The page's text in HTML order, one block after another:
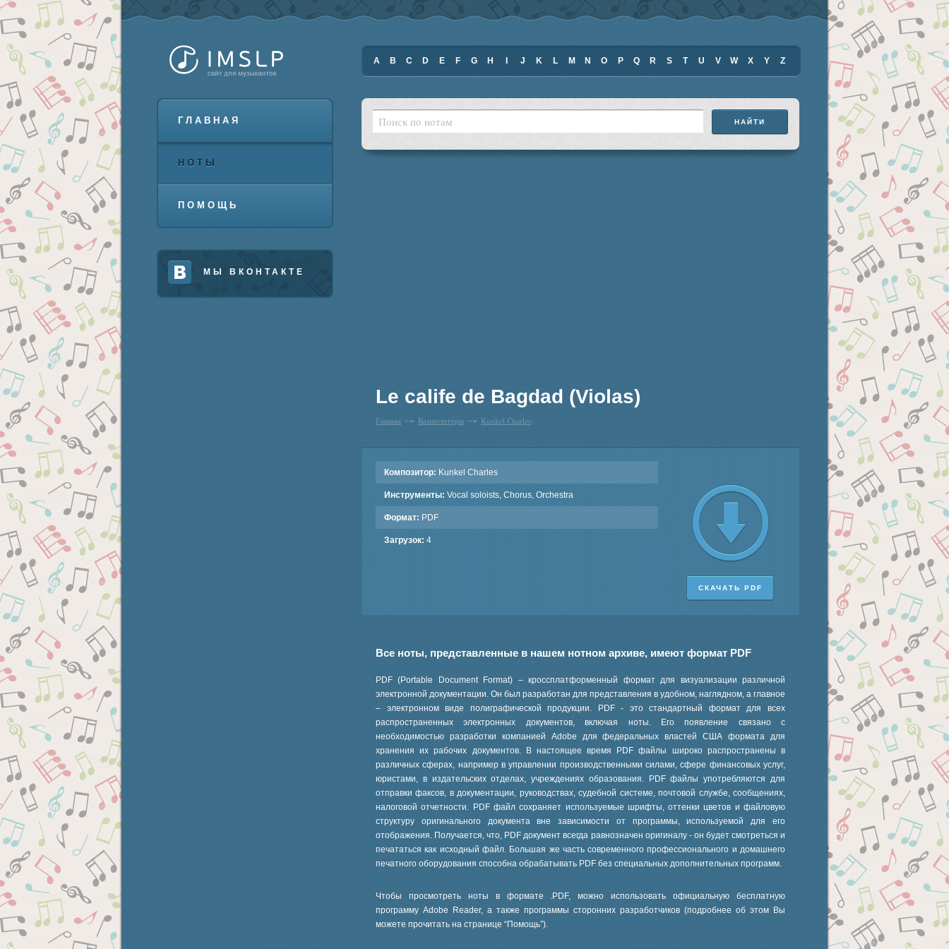
ГЛАВНАЯ
НОТЫ
ПОМОЩЬ
МЫ ВКОНТАКТЕ
A B C D E F G H J K L M N O P Q R S T U V W X Y Z
Le calife de Bagdad (Violas)
Главная Композиторы Kunkel Charles
Композитор: Kunkel Charles
Инструменты: Vocal soloists, Chorus, Orchestra
Формат: PDF
Загрузок: 4
СКАЧАТЬ PDF
Все ноты, представленные в нашем нотном архиве, имеют формат PDF
PDF (Portable Document Format) – кроссплатформенный формат для визуализации различной
электронной документации. Он был разработан для представления в удобном, наглядном, а главное
– электронном виде полиграфической продукции. PDF - это стандартный формат для всех
распространенных электронных документов, включая ноты. Его появление связано с
необходимостью разработки компанией Adobe для федеральных властей США формата для
хранения их рабочих документов. В настоящее время PDF файлы широко распространены в
различных сферах, например в управлении производственными силами, сфере финансовых услуг,
юристами, в издательских отделах, учреждениях образования. PDF файлы употребляются для
отправки факсов, в документации, руководствах, судебной системе, почтовой службе, сообщениях,
налоговой отчетности. PDF файл сохраняет используемые шрифты, оттенки цветов и файловую
структуру оригинального документа вне зависимости от программы, используемой для его
отображения. Получается, что, PDF документ всегда равнозначен оригиналу - он будет смотреться и
печататься как исходный файл. Большая же часть современного профессионального и домашнего
печатного оборудования способна обрабатывать PDF без специальных дополнительных программ.
Чтобы просмотреть ноты в формате .PDF, можно использовать официальную бесплатную
программу Adobe Reader, а также программы сторонних разработчиков (подробнее об этом Вы
можете прочитать на странице “Помощь”).